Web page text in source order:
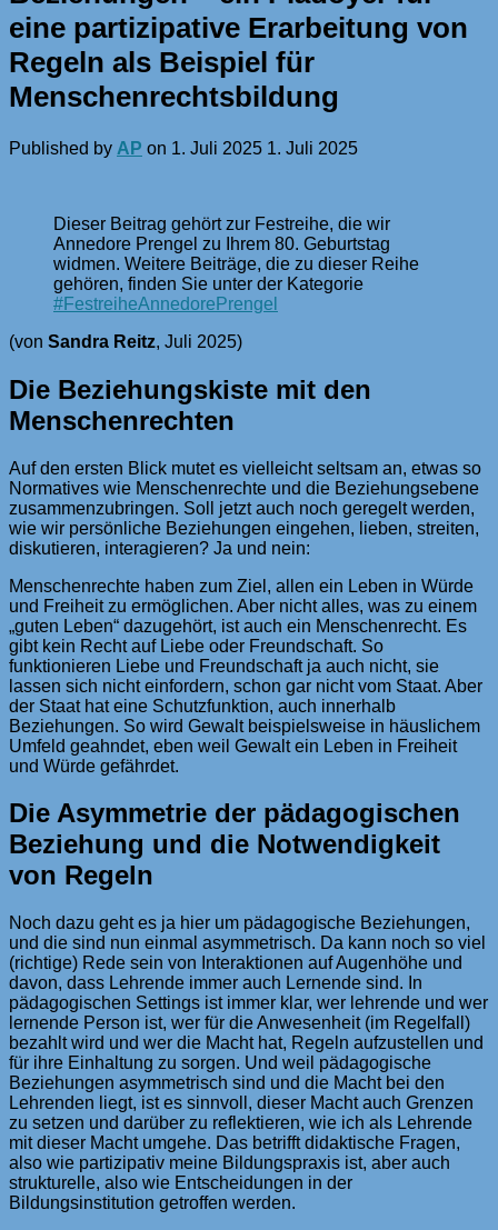
eine partizipative Erarbeitung von
Regeln als Beispiel für
Menschenrechtsbildung
Published by AP on 1. Juli 2025 1. Juli 2025
Dieser Beitrag gehört zur Festreihe, die wir
Annedore Prengel zu Ihrem 80. Geburtstag
widmen. Weitere Beiträge, die zu dieser Reihe
gehören, finden Sie unter der Kategorie
#FestreiheAnnedorePrengel
(von Sandra Reitz, Juli 2025)
Die Beziehungskiste mit den
Menschenrechten
Auf den ersten Blick mutet es vielleicht seltsam an, etwas so
Normatives wie Menschenrechte und die Beziehungsebene
zusammenzubringen. Soll jetzt auch noch geregelt werden,
wie wir persönliche Beziehungen eingehen, lieben, streiten,
diskutieren, interagieren? Ja und nein:
Menschenrechte haben zum Ziel, allen ein Leben in Würde
und Freiheit zu ermöglichen. Aber nicht alles, was zu einem
„guten Leben“ dazugehört, ist auch ein Menschenrecht. Es
gibt kein Recht auf Liebe oder Freundschaft. So
funktionieren Liebe und Freundschaft ja auch nicht, sie
lassen sich nicht einfordern, schon gar nicht vom Staat. Aber
der Staat hat eine Schutzfunktion, auch innerhalb
Beziehungen. So wird Gewalt beispielsweise in häuslichem
Umfeld geahndet, eben weil Gewalt ein Leben in Freiheit
und Würde gefährdet.
Die Asymmetrie der pädagogischen
Beziehung und die Notwendigkeit
von Regeln
Noch dazu geht es ja hier um pädagogische Beziehungen,
und die sind nun einmal asymmetrisch. Da kann noch so viel
(richtige) Rede sein von Interaktionen auf Augenhöhe und
davon, dass Lehrende immer auch Lernende sind. In
pädagogischen Settings ist immer klar, wer lehrende und wer
lernende Person ist, wer für die Anwesenheit (im Regelfall)
bezahlt wird und wer die Macht hat, Regeln aufzustellen und
für ihre Einhaltung zu sorgen. Und weil pädagogische
Beziehungen asymmetrisch sind und die Macht bei den
Lehrenden liegt, ist es sinnvoll, dieser Macht auch Grenzen
zu setzen und darüber zu reflektieren, wie ich als Lehrende
mit dieser Macht umgehe. Das betrifft didaktische Fragen,
also wie partizipativ meine Bildungspraxis ist, aber auch
strukturelle, also wie Entscheidungen in der
Bildungsinstitution getroffen werden.